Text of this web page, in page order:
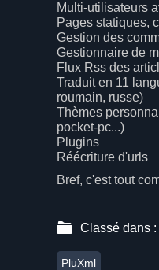
Multi-utilisateurs
Pages statiques,
Gestion des
Gestionnaire de
Flux Rss des
Traduit en 11
roumain, russe)
Thèmes
pocket-pc...)
Plugins
Réécriture d'urls
Bref, c'est tout
Classé dans :
PluXml